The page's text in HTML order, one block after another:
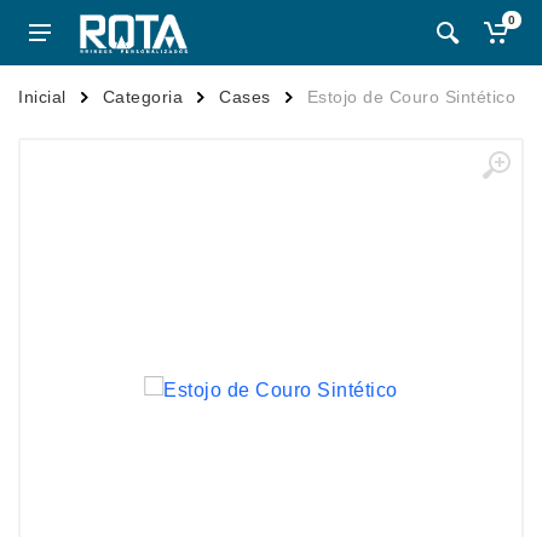
0
Inicial Categoria Cases Estojo de Couro Sintético